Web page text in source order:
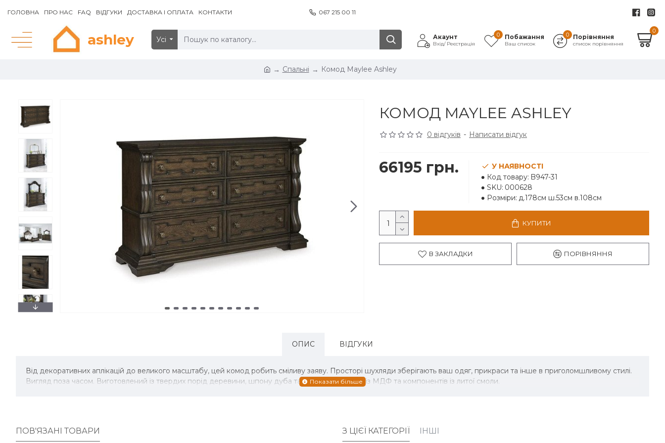
ГОЛОВНА ПРО НАС FAQ ВІДГУКИ ДОСТАВКА І ОПЛАТА КОНТАКТИ 067 215 00 11
ashley Усі Акаунт
Вхід/ Реєстрація
Побажання
Ваш список
0 Порівняння
список порівняння
0
0
Спальні Комод Maylee Ashley
КОМОД MAYLEE ASHLEY
0 відгуків - Написати відгук
66195 грн.
У НАЯВНОСТІ
Код товару: B947-31
SKU: 000628
Розміри: д.178см ш.53см в.108см
КУПИТИ
В ЗАКЛАДКИ ПОРІВНЯННЯ
ОПИС ВІДГУКИ
Від декоративних аплікацій до великого масштабу, цей комод робить сміливу заяву. Просторі шухляди зберігають ваш одяг, прикраси та інше в приголомшливому стилі.
Вигляд поза часом. Виготовлений із твердих порід деревини, шпону дуба та ясена, підкладки із МДФ та компонентів із литої смоли.
ПОВ'ЯЗАНІ ТОВАРИ З ЦІЄЇ КАТЕГОРІЇ ІНШІ